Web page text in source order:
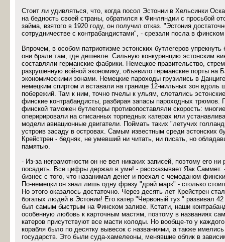
Стоит ли удивляться, что, когда посол Эстонии в Хельсинки
на бедность своей страны, обратился к Финляндии с просьбой
займа, взятого в 1920 году, он получил отказ. "Эстония
сотрудничестве с контрабандистами", - срезали посла в
Впрочем, в особом патриотизме эстонских бутлегеров
они брали там, где дешевле. Сильную конкуренцию эстонским
составляли германские фабрики. Немецкое правительство,
разрушенную войной экономику, объявило германские порты на
экономическими зонами. Немецкие пароходы грузились в
немецким спиртом и вставали на границе 12-мильных зон вдоль
побережий. Там к ним, точно пчелы к ульям, слетались
финские контрабандисты, разбирая запасы пароходных трюмов.
финской таможен бутлегеры противопоставляли скорость:
оперирировали на списанных торпедных катерах или
модели авиационные двигатели. Поймать таких "летучих
устроив засаду в островах. Самым известным среди эстонских
Крейстрен - бедняк, не умевший ни читать, ни писать, но
памятью.
- Из-за неграмотности он не вел никаких записей, поэтому его ни
посадить. Все цифры держал в уме! - рассказывает Яак Саммет.
бизнес с того, что назанимал денег и поехал с чемоданом
По-немецки он знал лишь одну фразу "драй марк" - столько
Но этого оказалось достаточно. Через десять лет Крейстрен
богатых людей в Эстонии! Его катер "Червоный туз " развивал
был самым быстрым на Финском заливе. Кстати, наши
особенную любовь к карточным мастям, поэтому в названиях
катеров присутствуют все масти колоды. Но вообще-то у каждого
корабля было по десятку вывесок с названиями, а также
государств. Это были суда-хамелеоны, менявшие облик в